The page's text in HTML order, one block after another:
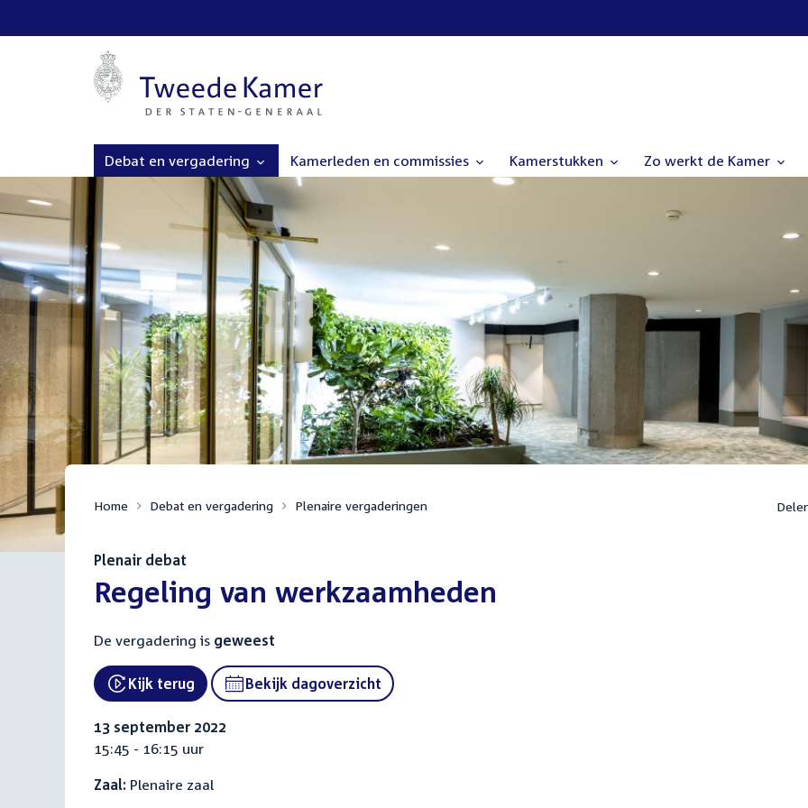
Debat en vergadering Kamerleden en commissies Kamerstukken Zo werkt de Kamer
Home Debat en vergadering Plenaire vergaderingen
Plenair debat
:Regeling van werkzaamheden
De vergadering is geweest
External link:
Kijk terug Bekijk dagoverzicht
13 september 2022
15:45 - 16:15 uur
Zaal: Plenaire zaal